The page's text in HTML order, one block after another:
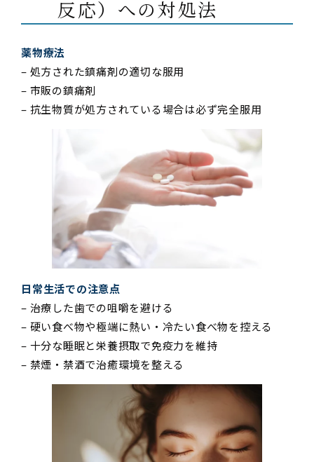
反応）への対処法
薬物療法
– 処方された鎮痛剤の適切な服用
– 市販の鎮痛剤
– 抗生物質が処方されている場合は必ず完全服用
日常生活での注意点
– 治療した歯での咀嚼を避ける
– 硬い食べ物や極端に熱い・冷たい食べ物を控える
– 十分な睡眠と栄養摂取で免疫力を維持
– 禁煙・禁酒で治癒環境を整える